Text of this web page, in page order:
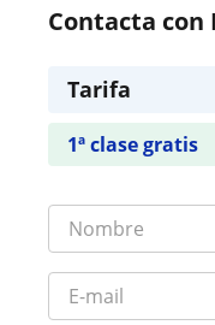
Contacta con
Tarifa
1ª clase gratis